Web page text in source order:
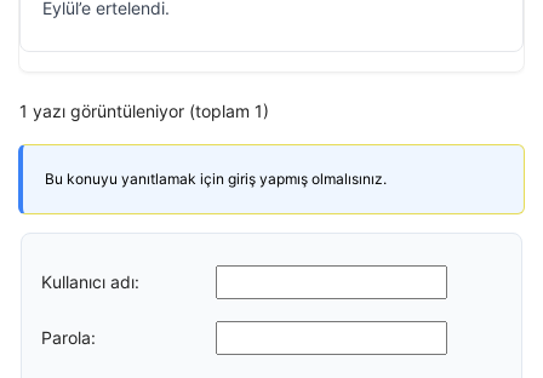
Eylül’e ertelendi.
1 yazı görüntüleniyor (toplam 1)
Bu konuyu yanıtlamak için giriş yapmış olmalısınız.
Kullanıcı adı:
Parola: